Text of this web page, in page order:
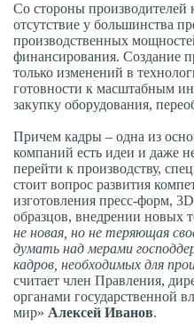
Со стороны производителей
отсутствие у большинства
производственных
финансирования. Создание
только изменений в
готовности к масштабным
закупку оборудования,
Причем кадры – одна из
компаний есть идеи и даже
перейти к производству,
стоит вопрос развития
изготовления пресс-форм,
образцов, внедрении новых
не новая, но не теряющая
думать над мерами
кадров, необходимых для
считает член Правления,
органами государственной
мир» Алексей Иванов.